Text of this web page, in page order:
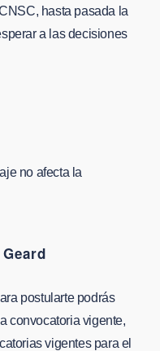
hasta pasada la
a las decisiones
no afecta la
postularte podrás
convocatoria vigente,
vigentes para el